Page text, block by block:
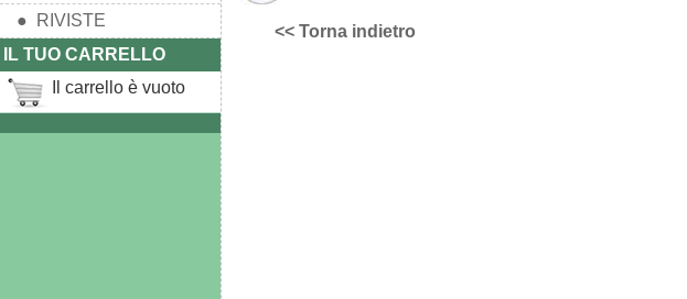
● RIVISTE
IL TUO CARRELLO
Il carrello è vuoto
<< Torna indietro